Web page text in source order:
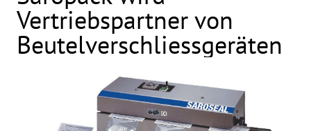
Vertriebspartner von
Beutelverschliessgeräten